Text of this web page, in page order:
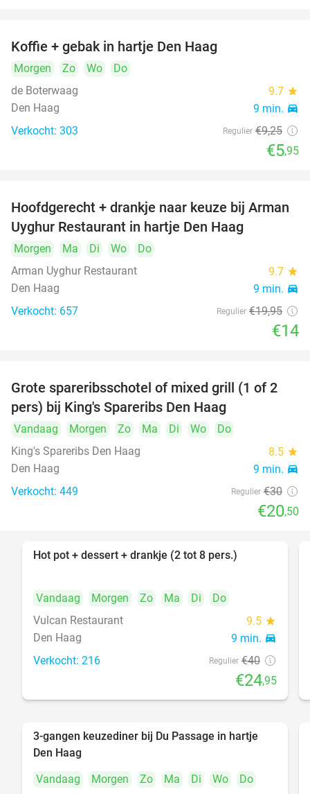
Koffie + gebak in hartje Den Haag
Morgen Zo Wo
Do
de Boterwaag
9.7 star
Den Haag 9 min. directions_car
Verkocht: 303 Regulier €9,25
€5,95
30%
Hoofdgerecht + drankje naar keuze bij Arman
Uyghur Restaurant in hartje Den Haag
Morgen Ma Di Wo
Do
Arman Uyghur Restaurant
9.7 star
Den Haag 9 min. directions_car
Verkocht: 657 Regulier €19,95
€14
32%
Grote spareribsschotel of mixed grill (1 of 2
pers) bij King's Spareribs Den Haag
Vandaag Morgen Zo Ma Di Wo
Do
King's Spareribs Den Haag
8.5 star
Den Haag 9 min. directions_car
Verkocht: 449 Regulier €30
€20,50
Hot pot + dessert + drankje (2 tot 8 pers.)
Vandaag Morgen Zo Ma Di
Do
Vulcan Restaurant
9.5 star
Den Haag 9 min. directions_car
Verkocht: 216 Regulier €40
€24,95
47%
3-gangen keuzediner bij Du Passage in hartje
Den Haag
Vandaag
Morgen Zo Ma Di Wo Do